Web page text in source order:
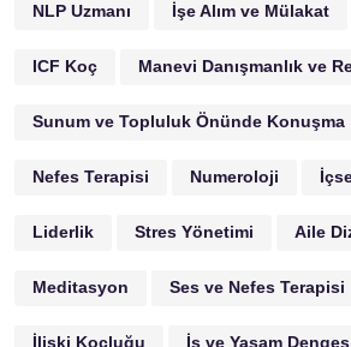
NLP Uzmanı İşe Alım ve Mülakat
ICF Koç Manevi Danışmanlık ve
Sunum ve Topluluk Önünde Konuşma
Nefes Terapisi Numeroloji
Liderlik Stres Yönetimi Aile
Meditasyon Ses ve Nefes Terapisi
İlişki Koçluğu İş ve Yaşam